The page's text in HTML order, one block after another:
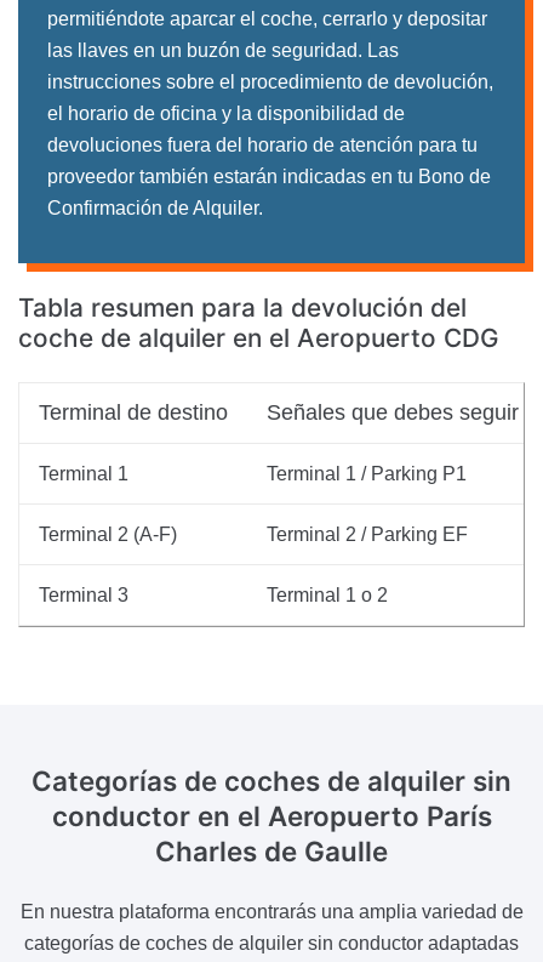
permitiéndote aparcar el coche, cerrarlo y depositar
las llaves en un buzón de seguridad. Las
instrucciones sobre el procedimiento de devolución,
el horario de oficina y la disponibilidad de
devoluciones fuera del horario de atención para tu
proveedor también estarán indicadas en tu Bono de
Confirmación de Alquiler.
Tabla resumen para la devolución del
coche de alquiler en el Aeropuerto CDG
Terminal de destino Señales que debes seguir
Terminal 1 Terminal 1 / Parking P1
Terminal 2 (A-F) Terminal 2 / Parking EF
Terminal 3 Terminal 1 o 2
Categorías de coches de alquiler sin
conductor en el Aeropuerto París
Charles de Gaulle
En nuestra plataforma encontrarás una amplia variedad de
categorías de coches de alquiler sin conductor adaptadas